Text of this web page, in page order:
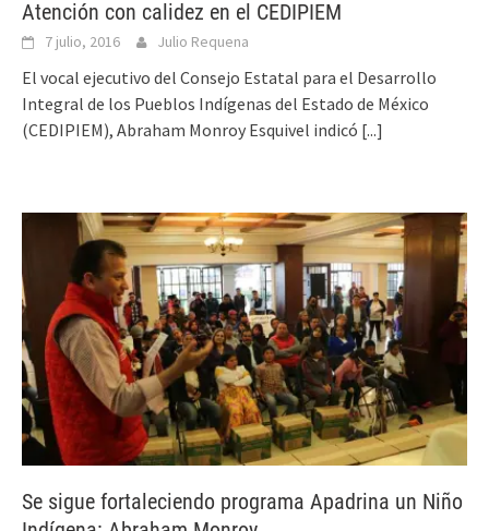
Atención con calidez en el CEDIPIEM
7 julio, 2016 Julio Requena
El vocal ejecutivo del Consejo Estatal para el Desarrollo
Integral de los Pueblos Indígenas del Estado de México
(CEDIPIEM), Abraham Monroy Esquivel indicó [...]
Se sigue fortaleciendo programa Apadrina un Niño